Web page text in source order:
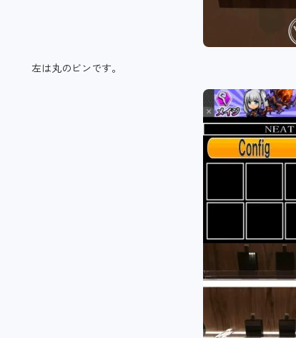
左は丸のビンです。